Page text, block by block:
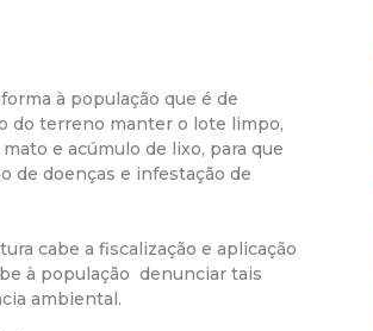
i
t
r
à população que é de
do terreno manter o lote limpo,
e acúmulo de lixo, para que
de doenças e infestação de
cabe a fiscalização e aplicação
à população denunciar tais
ambiental.